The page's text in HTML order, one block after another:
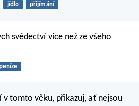
jídlo přijímání
svědectví více než ze všeho
v tomto věku, přikazuj, ať nejsou